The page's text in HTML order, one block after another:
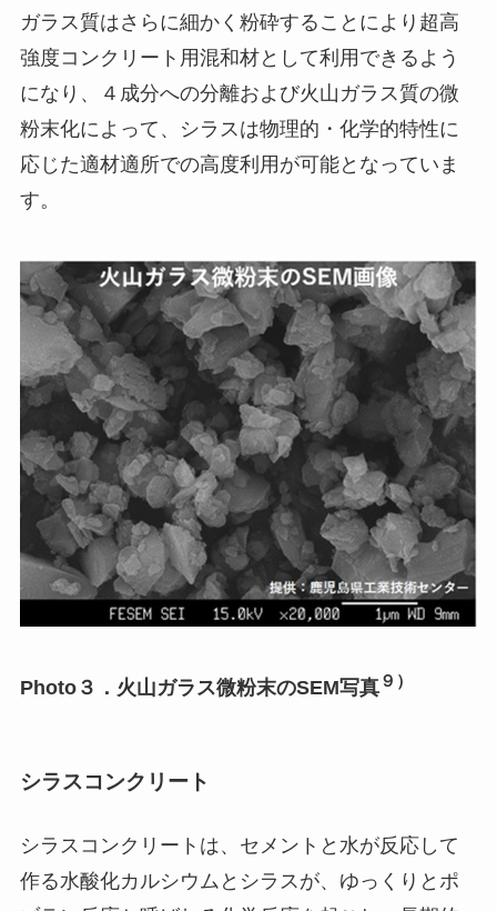
ガラス質はさらに細かく粉砕することにより超高
強度コンクリート用混和材として利用できるよう
になり、４成分への分離および火山ガラス質の微
粉末化によって、シラスは物理的・化学的特性に
応じた適材適所での高度利用が可能となっていま
す。
Photo３．火山ガラス微粉末のSEM写真９）
シラスコンクリート
シラスコンクリートは、セメントと水が反応して
作る水酸化カルシウムとシラスが、ゆっくりとポ